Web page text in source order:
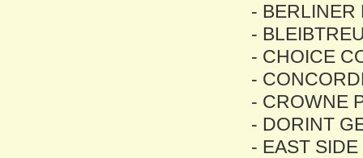
- BERLINER
-
- CHOICE
-
- CROWNE
- DORINT
- EAST